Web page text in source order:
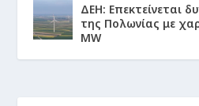
ΔΕΗ: Επεκτείνεται
της Πολωνίας με
MW